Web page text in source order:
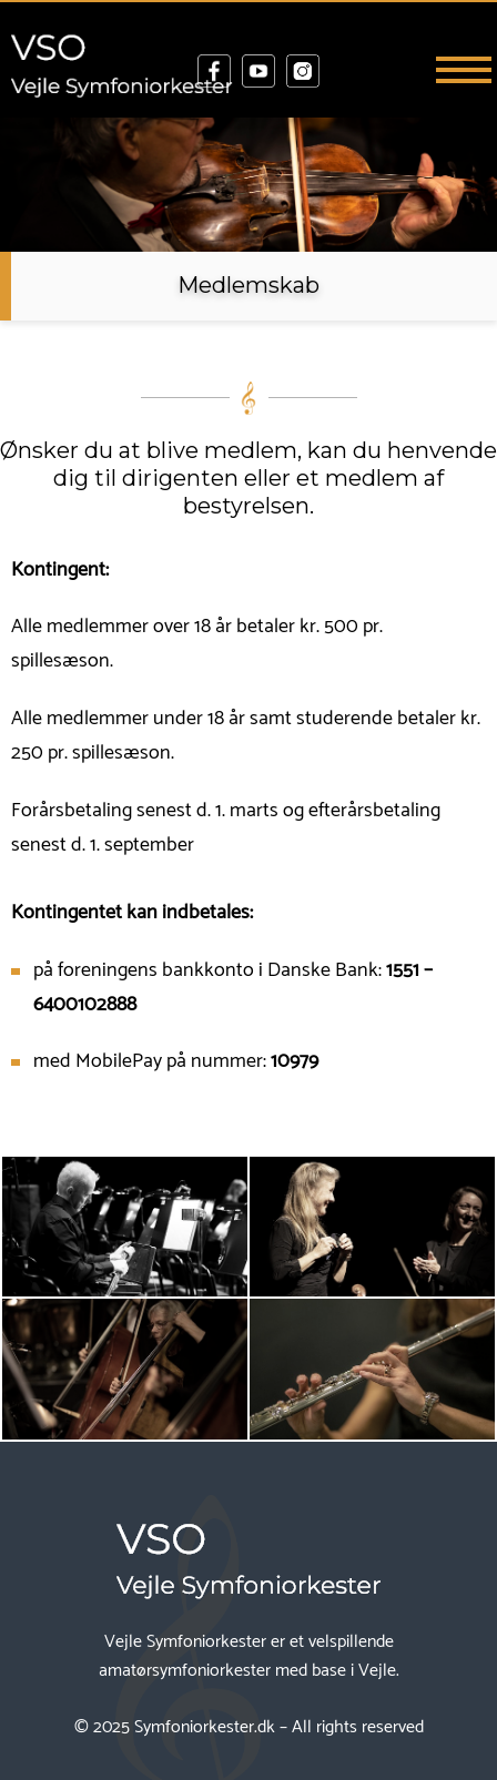
Medlemskab
Ønsker du at blive medlem, kan du henvende
dig til dirigenten eller et medlem af
bestyrelsen.
Kontingent:
Alle medlemmer over 18 år betaler kr. 500 pr.
spillesæson.
Alle medlemmer under 18 år samt studerende betaler kr.
250 pr. spillesæson.
Forårsbetaling senest d. 1. marts og efterårsbetaling
senest d. 1. september
Kontingentet kan indbetales:
på foreningens bankkonto i Danske Bank:1551 –
6400102888
med MobilePay på nummer:10979
Vejle Symfoniorkester er et velspillende
amatørsymfoniorkester med base i Vejle.
© 2025Symfoniorkester.dk– All rights reserved